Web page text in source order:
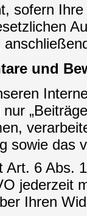
sofern
und
sowie das
Art. 6 Abs.
jederzeit
Ihren